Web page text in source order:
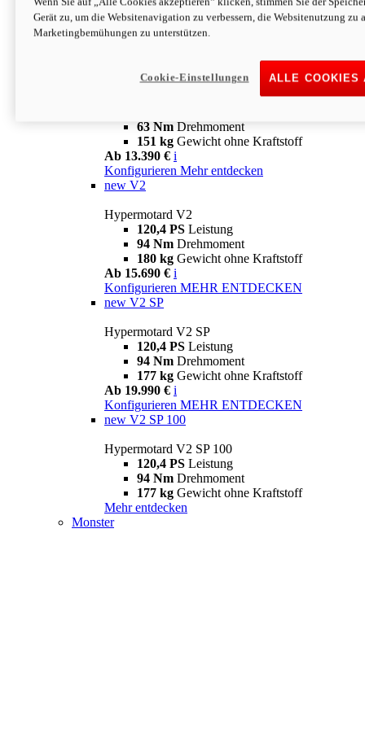
63 NmDrehmoment
151 kgGewicht ohne Kraftstoff
Ab 13.890 € i
63 Nm Drehmoment
151 kg Gewicht ohne Kraftstoff
Ab 13.390 € i
Konfigurieren Mehr entdecken
new V2
Hypermotard V2
120,4 PS Leistung
94 Nm Drehmoment
180 kg Gewicht ohne Kraftstoff
Ab 15.690 € i
Konfigurieren MEHR ENTDECKEN
new V2 SP
Hypermotard V2 SP
120,4 PS Leistung
94 Nm Drehmoment
177 kg Gewicht ohne Kraftstoff
Ab 19.990 € i
Konfigurieren MEHR ENTDECKEN
new V2 SP 100
Hypermotard V2 SP 100
120,4 PS Leistung
94 Nm Drehmoment
177 kg Gewicht ohne Kraftstoff
Mehr entdecken
Monster
Gerät zu, um die Websitenavigation zu verbessern, die Websitenutzung zu
Marketingbemühungen zu unterstützen.
ALLE COOKIES
Cookie-Einstellungen